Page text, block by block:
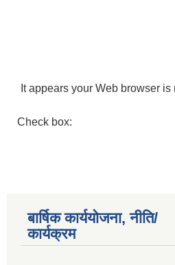
It appears your Web browser
Check box:
बार्षिक कार्ययोजना, नीति/
कार्यक्रम